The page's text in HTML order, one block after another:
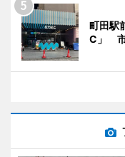
町田駅
C」 市